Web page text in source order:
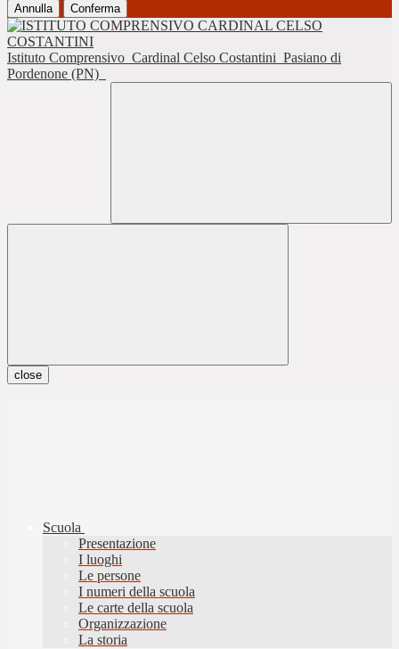
Annulla Conferma
Istituto Comprensivo Cardinal Celso Costantini Pasiano di
Pordenone (PN)
close
Scuola
Presentazione
I luoghi
Le persone
I numeri della scuola
Le carte della scuola
Organizzazione
La storia